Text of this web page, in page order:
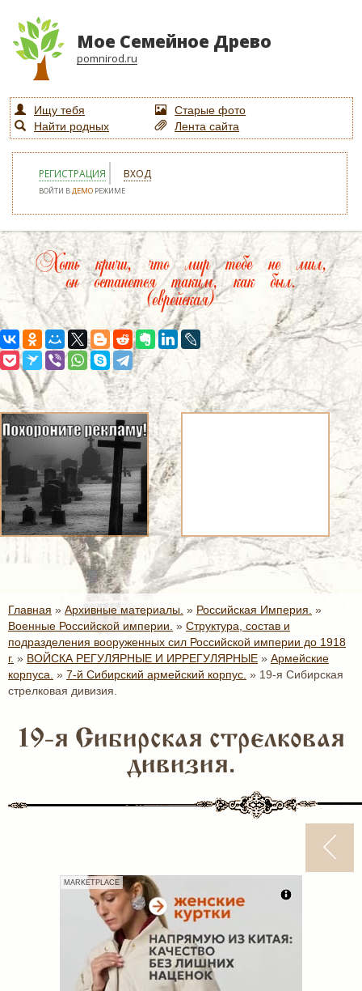
Мое Семейное Древо
pomnirod.ru
Ищу тебя
Старые фото
Найти родных
Лента сайта
РЕГИСТРАЦИЯ ВХОД
ВОЙТИ ВДЕМО РЕЖИМЕ
Хоть кричи, что мир тебе не мил,
он останется таким, как был.
(еврейская)
Главная » Архивные материалы. » Российская Империя. »
Военные Российской империи. » Структура, состав и
подразделения вооруженных сил Российской империи до 1918
г. » ВОЙСКА РЕГУЛЯРНЫЕ И ИРРЕГУЛЯРНЫЕ » Армейские
корпуса. » 7-й Сибирский армейский корпус. » 19-я Сибирская
стрелковая дивизия.
19-я Сибирская стрелковая
дивизия.
MARKETPLACE